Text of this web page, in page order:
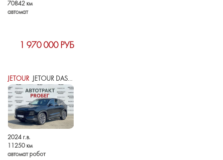
70842 км
автомат
1 970 000 РУБ
JETOUR JETOUR DASHING I
2024 г.в.
11250 км
автомат робот